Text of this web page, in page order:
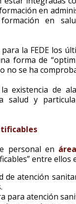
en
en
la FEDE los
forma de
se ha
existencia de
salud y
personal en
entre ellos
de atención
para atención